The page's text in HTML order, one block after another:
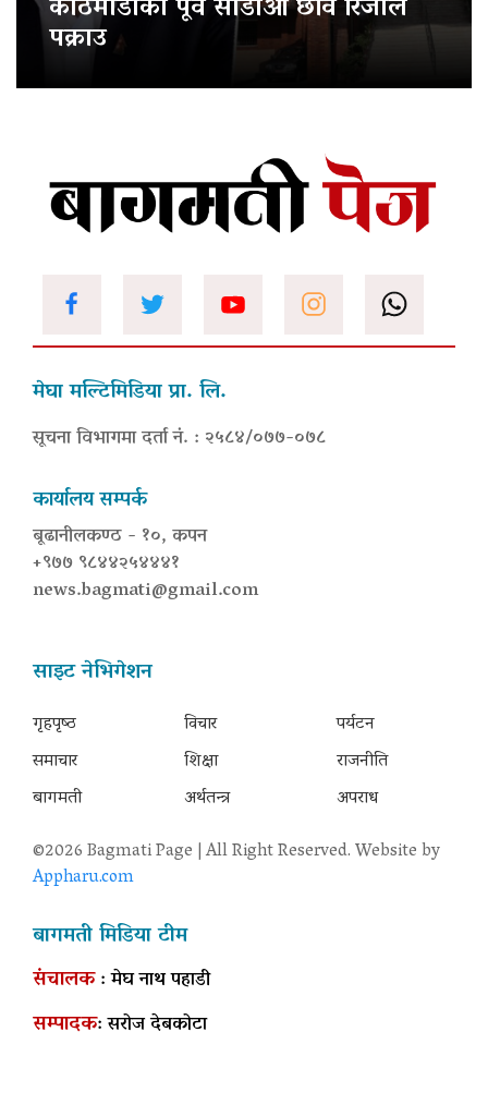
पक्राउ
मेघा मल्टिमिडिया प्रा. लि.
सूचना विभागमा दर्ता नं. : २५८४/०७७-०७८
कार्यालय सम्पर्क
बूढानीलकण्ठ - १०, कपन
+९७७ ९८४४२५४४४१
news.bagmati@gmail.com
साइट नेभिगेशन
गृहपृष्‍ठ
समाचार
बागमती
विचार
शिक्षा
अर्थतन्त्र
पर्यटन
राजनीति
अपराध
©2026 Bagmati Page | All Right Reserved. Website by
Appharu.com
बागमती मिडिया टीम
संचालक: मेघ नाथ पहाडी
सम्पादक: सरोज देबकोटा